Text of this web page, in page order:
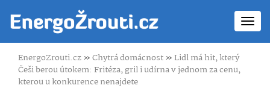
EnergoZrouti.cz»Chytrá domácnost»Lidl má hit, který
Češi berou útokem: Fritéza, gril i udírna v jednom za cenu,
kterou u konkurence nenajdete